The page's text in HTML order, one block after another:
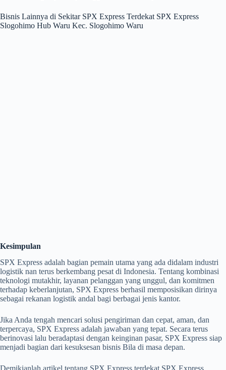
Bisnis Lainnya di Sekitar SPX Express Terdekat SPX Express
Slogohimo Hub Waru Kec. Slogohimo Waru
Kesimpulan
SPX Express adalah bagian pemain utama yang ada didalam industri
logistik nan terus berkembang pesat di Indonesia. Tentang kombinasi
teknologi mutakhir, layanan pelanggan yang unggul, dan komitmen
terhadap keberlanjutan, SPX Express berhasil memposisikan dirinya
sebagai rekanan logistik andal bagi berbagai jenis kantor.
Jika Anda tengah mencari solusi pengiriman dan cepat, aman, dan
terpercaya, SPX Express adalah jawaban yang tepat. Secara terus
berinovasi lalu beradaptasi dengan keinginan pasar, SPX Express siap
menjadi bagian dari kesuksesan bisnis Bila di masa depan.